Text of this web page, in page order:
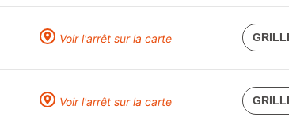
Voir l'arrêt sur la carte
Voir l'arrêt sur la carte